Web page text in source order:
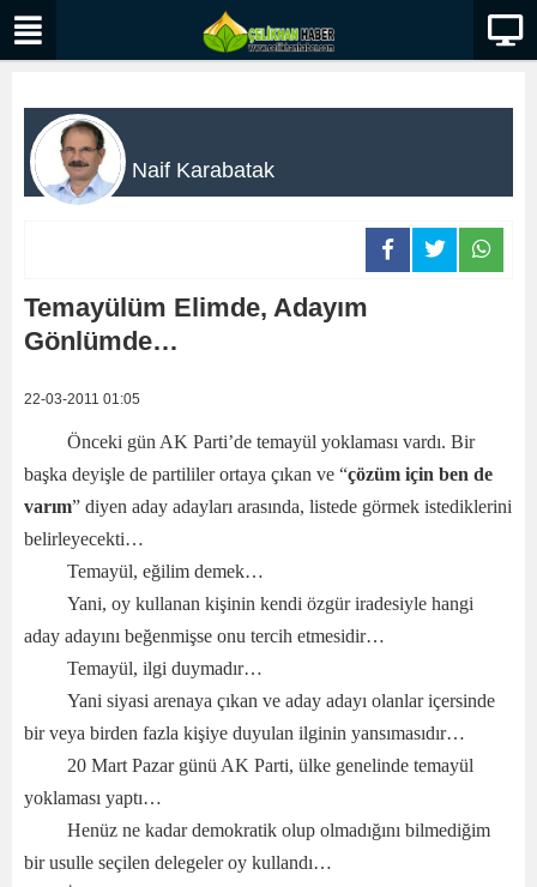
Naif Karabatak
Temayülüm Elimde, Adayım
Gönlümde…
22-03-2011 01:05
Önceki gün AK Parti’de temayül yoklaması vardı. Bir
başka deyişle de partililer ortaya çıkan ve “çözüm için ben de
varım” diyen aday adayları arasında, listede görmek istediklerini
belirleyecekti…
Temayül, eğilim demek…
Yani, oy kullanan kişinin kendi özgür iradesiyle hangi
aday adayını beğenmişse onu tercih etmesidir…
Temayül, ilgi duymadır…
Yani siyasi arenaya çıkan ve aday adayı olanlar içersinde
bir veya birden fazla kişiye duyulan ilginin yansımasıdır…
20 Mart Pazar günü AK Parti, ülke genelinde temayül
yoklaması yaptı…
Henüz ne kadar demokratik olup olmadığını bilmediğim
bir usulle seçilen delegeler oy kullandı…